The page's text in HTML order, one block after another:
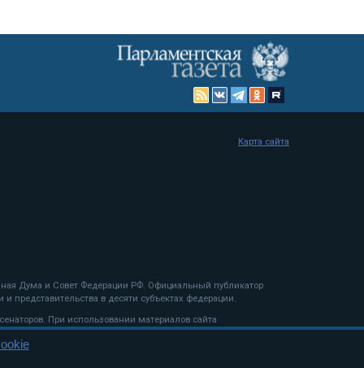
Дума и Совет Федерации РФ. Официальный публикатор
представительства в десяти субъектах федерации.
При использовании материалов сайта
Карта сайта